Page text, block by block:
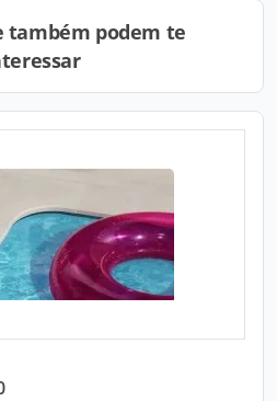
também podem te